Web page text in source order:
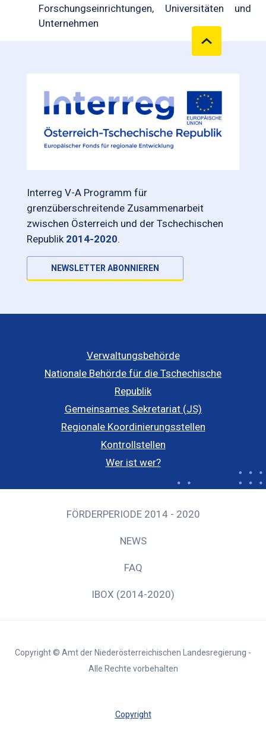
Forschungseinrichtungen, Universitäten und
Unternehmen
Interreg V-A Programm für
grenzüberschreitende Zusammenarbeit
zwischen Österreich und der Tschechischen
Republik 2014-2020.
NEWSLETTER ABONNIEREN
Verwaltungsbehörde
Nationale Behörde für die Tschechische
Republik
Gemeinsames Sekretariat (JS)
Regionale Koordinierungsstellen
Kontrollstellen
Wer ist wer?
FÖRDERPERIODE 2014 - 2020
NEWS
FAQ
IBOX (2014-2020)
Copyright © Amt der Niederösterreichischen Landesregierung -
Alle Rechte vorbehalten
Copyright